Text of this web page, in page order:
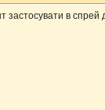
в